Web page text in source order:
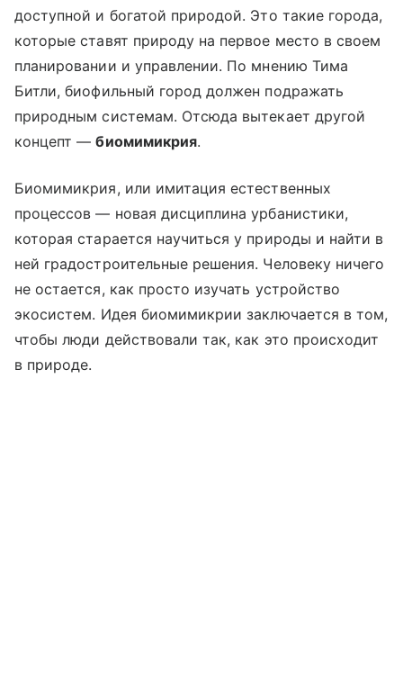
доступной и богатой природой. Это такие города,
которые ставят природу на первое место в своем
планировании и управлении. По мнению Тима
Битли, биофильный город должен подражать
природным системам. Отсюда вытекает другой
концепт —биомимикрия.
Биомимикрия, или имитация естественных
процессов — новая дисциплина урбанистики,
которая старается научиться у природы и найти в
ней градостроительные решения. Человеку ничего
не остается, как просто изучать устройство
экосистем. Идея биомимикрии заключается в том,
чтобы люди действовали так, как это происходит
в природе.